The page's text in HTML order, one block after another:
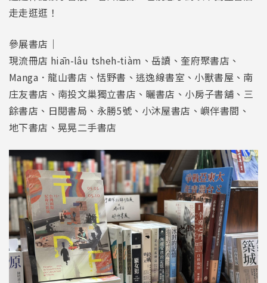
走走逛逛！
參展書店｜
現流冊店 hiān-lâu tsheh-tiàm、岳讀、奎府聚書店、
Manga．龍山書店、恬野書、逃逸線書室、小獸書屋、南
庄友書店、南投文巢獨立書店、曬書店、小房子書舖、三
餘書店、日閱書局、永勝5號、小沐屋書店、嶼伴書間、
地下書店、晃晃二手書店